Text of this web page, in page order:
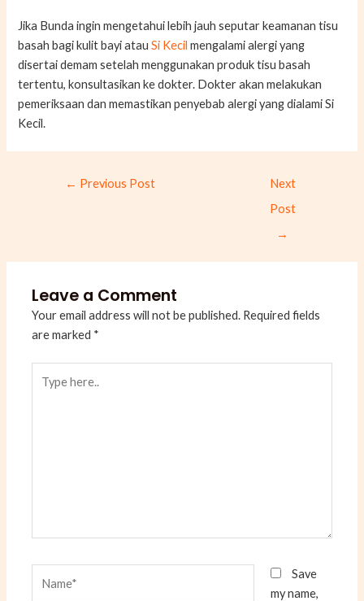
Jika Bunda ingin mengetahui lebih jauh seputar keamanan tisu
basah bagi kulit bayi atauSi Kecil mengalami alergi yang
disertai demam setelah menggunakan produk tisu basah
tertentu, konsultasikan ke dokter. Dokter akan melakukan
pemeriksaan dan memastikan penyebab alergi yang dialami Si
Kecil.
← Previous Post
Next
Post
→
Leave a Comment
Your email address will not be published. Required fields
are marked *
here..
Save
my name,